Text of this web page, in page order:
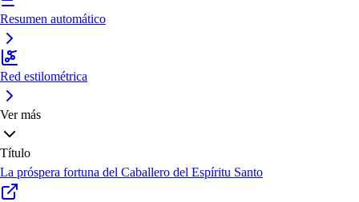
Resumen automático
Red estilométrica
Ver más
Título
La próspera fortuna del Caballero del Espíritu Santo